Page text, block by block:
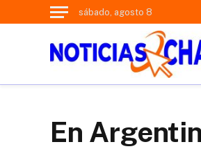
sábado, agosto 8
En